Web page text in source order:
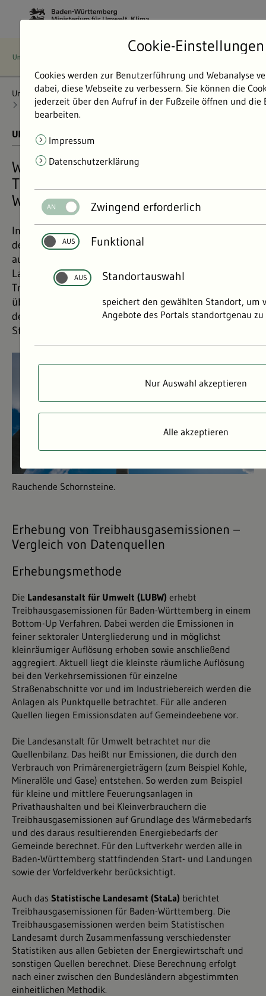
Umweltdaten Bericht: Umweltdaten 2024
Klima und Energie
Treibhausgasemissionen
Erhebung von THG-Emissionen
UMWELTDATEN BERICHT 2024
Wie werden die
Treibhausgasemissionen in Baden-
Württemberg erhoben?
In den Umweltdaten werden ausschließlich die von
der LUBW erhobenen Treibhausgasemissionen
ausführlich dargestellt. Auch das Statistische
Landesamt Baden-Württemberg erhebt
Treibhausgasemissionen. Erfahren Sie hier mehr
über die Unterschiede zwischen den Methoden und
den Hintergründen der Erhebungen von LUBW und
Statistischem Landesamt.
© ©
Rauchende Schornsteine.
Erhebung von Treibhausgasemissionen –
Vergleich von Datenquellen
Erhebungsmethode
Die Landesanstalt für Umwelt (LUBW) erhebt
Treibhausgasemissionen für Baden-Württemberg in einem
Bottom-Up Verfahren. Dabei werden die Emissionen in
feiner sektoraler Untergliederung und in möglichst
kleinräumiger Auflösung erhoben sowie anschließend
aggregiert. Aktuell liegt die kleinste räumliche Auflösung
bei den Verkehrsemissionen für einzelne
Straßenabschnitte vor und im Industriebereich werden die
Anlagen als Punktquelle betrachtet. Für alle anderen
Quellen liegen Emissionsdaten auf Gemeindeebene vor.
Die Landesanstalt für Umwelt betrachtet nur die
Quellenbilanz. Das heißt nur Emissionen, die durch den
Verbrauch von Primärenergieträgern (zum Beispiel Kohle,
Mineralöle und Gase) entstehen. So werden zum Beispiel
für kleine und mittlere Feuerungsanlagen in
Privathaushalten und bei Kleinverbrauchern die
Treibhausgasemissionen auf Grundlage des Wärmebedarfs
und des daraus resultierenden Energiebedarfs der
Gemeinde berechnet. Für den Luftverkehr werden alle in
Baden-Württemberg stattfindenden Start- und Landungen
sowie der Vorfeldverkehr berücksichtigt.
Auch das Statistische Landesamt (StaLa) berichtet
Treibhausgasemissionen für Baden-Württemberg. Die
Treibhausgasemissionen werden beim Statistischen
Landesamt durch Zusammenfassung verschiedenster
Statistiken aus allen Gebieten der Energiewirtschaft und
sonstigen Quellen berechnet. Diese Berechnung erfolgt
nach einer zwischen den Bundesländern abgestimmten
einheitlichen Methodik.
Cookie-Einstellungen
Cookies werden zur Benutzerführung und Webanalyse
dabei, diese Webseite zu verbessern. Sie können die
jederzeit über den Aufruf in der Fußzeile öffnen und die
bearbeiten.
Impressum
Datenschutzerklärung
Zwingend erforderlich
Funktional
Standortauswahl
speichert den gewählten Standort, um
Angebote des Portals standortgenau
Nur Auswahl akzeptieren
Alle akzeptieren